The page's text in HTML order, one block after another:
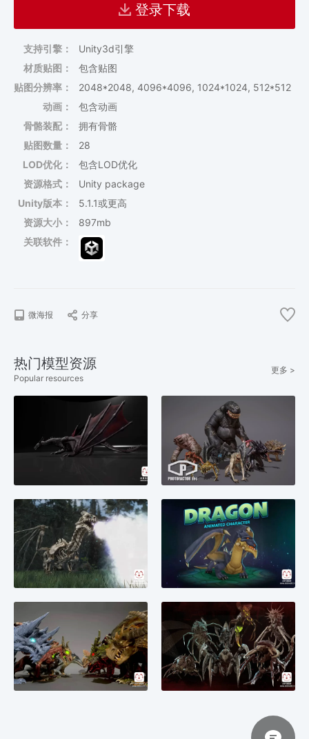
登录下载
支持引擎：
Unity3d引擎
材质贴图：
包含贴图
贴图分辨率：
2048*2048, 4096*4096, 1024*1024, 512*512
动画：
包含动画
骨骼装配：
拥有骨骼
贴图数量：
28
LOD优化：
包含LOD优化
资源格式：
Unity package
Unity版本：
5.1.1或更高
资源大小：
897mb
关联软件：
微海报 分享
热门模型资源
Popular resources
更多 >